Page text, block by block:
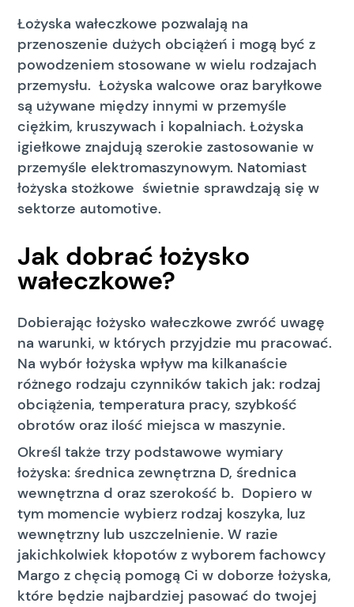
Łożyska wałeczkowe pozwalają na
przenoszenie dużych obciążeń i mogą być z
powodzeniem stosowane w wielu rodzajach
przemysłu. Łożyska walcowe oraz baryłkowe
są używane między innymi w przemyśle
ciężkim, kruszywach i kopalniach. Łożyska
igiełkowe znajdują szerokie zastosowanie w
przemyśle elektromaszynowym. Natomiast
łożyska stożkowe świetnie sprawdzają się w
sektorze automotive.
Jak dobrać łożysko
wałeczkowe?
Dobierając łożysko wałeczkowe zwróć uwagę
na warunki, w których przyjdzie mu pracować.
Na wybór łożyska wpływ ma kilkanaście
różnego rodzaju czynników takich jak: rodzaj
obciążenia, temperatura pracy, szybkość
obrotów oraz ilość miejsca w maszynie.
Określ także trzy podstawowe wymiary
łożyska: średnica zewnętrzna D, średnica
wewnętrzna d oraz szerokość b. Dopiero w
tym momencie wybierz rodzaj koszyka, luz
wewnętrzny lub uszczelnienie. W razie
jakichkolwiek kłopotów z wyborem fachowcy
Margo z chęcią pomogą Ci w doborze łożyska,
które będzie najbardziej pasować do twojej